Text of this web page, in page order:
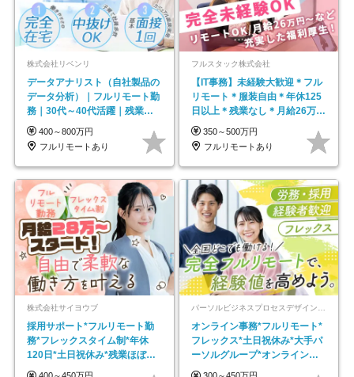
株式会社リベンリ
データアナリスト（自社製品の
データ分析）｜フルリモート勤
務｜30代～40代活躍｜残業少
なめ｜子育て社員多数活躍
400～800万円
フルリモートあり
フルスタック株式会社
【IT事務】未経験大歓迎＊フル
リモート＊服装自由＊年休125
日以上＊残業なし＊月給26万円
以上
350～500万円
フルリモートあり
株式会社サイヨウブ
採用サポート*フルリモート勤
務*フレックスタイム制*年休
120日*土日祝休み*残業ほぼな
し*育児中社員8割以上
パーソルビジネスプロセスデザイン株式会社 事業開発本部
オンライン事務*フルリモート*
フレックス*土日祝休み*大手パ
ーソルグループ*オンライン面
接*30～40代活躍中